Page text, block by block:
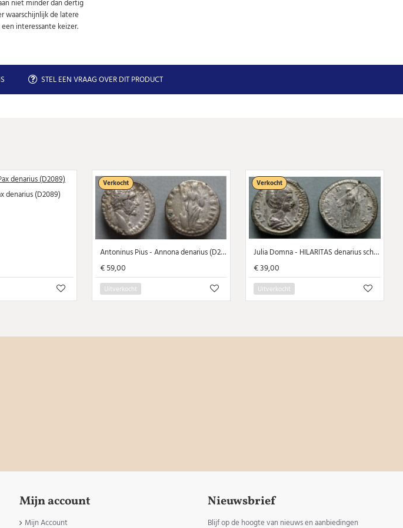
niet minder dan dertig
waarschijnlijk de latere
interessante keizer.
STEL EEN VRAAG OVER DIT PRODUCT
denarius (D2089)
Verkocht
Antoninus Pius - Annona denarius (D2069)
€ 59,00
Uitverkocht
Verkocht
Julia Domna - HILARITAS denarius schaars (D2066)
€ 39,00
Uitverkocht
Mijn account
Mijn Account
Nieuwsbrief
Blijf op de hoogte van nieuws en aanbiedingen